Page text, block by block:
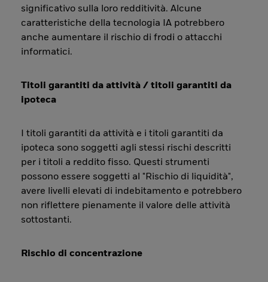
significativo sulla loro redditività. Alcune
caratteristiche della tecnologia IA potrebbero
anche aumentare il rischio di frodi o attacchi
informatici.
Titoli garantiti da attività / titoli garantiti da
ipoteca
I titoli garantiti da attività e i titoli garantiti da
ipoteca sono soggetti agli stessi rischi descritti
per i titoli a reddito fisso. Questi strumenti
possono essere soggetti al "Rischio di liquidità",
avere livelli elevati di indebitamento e potrebbero
non riflettere pienamente il valore delle attività
sottostanti.
Rischio di concentrazione